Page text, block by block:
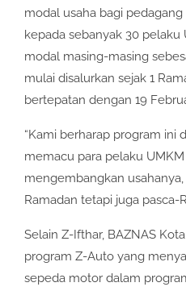
modal usaha bagi
kepada sebanyak 30 pelaku
modal masing-masing
mulai disalurkan sejak 1
bertepatan dengan 19
“Kami berharap program ini
memacu para pelaku
mengembangkan
Ramadan tetapi juga pasca-
Selain Z-Ifthar, BAZNAS
program Z-Auto yang
sepeda motor dalam